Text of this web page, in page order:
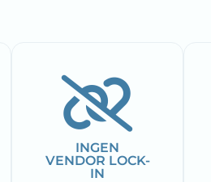
INGEN
VENDOR LOCK-
IN